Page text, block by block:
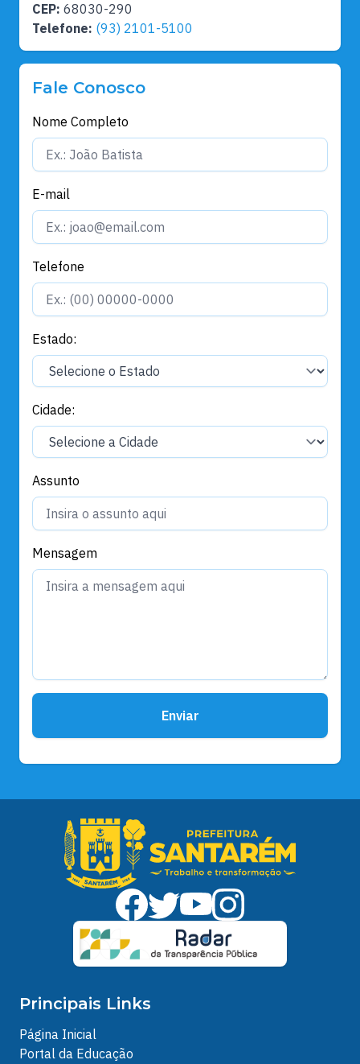
CEP: 68030-290
Telefone: (93) 2101-5100
Fale Conosco
Nome Completo
E-mail
Telefone
Estado:
Cidade:
Assunto
Mensagem
Enviar
Principais Links
Página Inicial
Portal da Educação